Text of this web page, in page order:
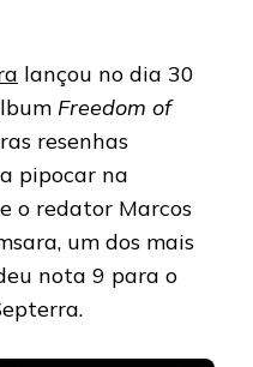
lançou no dia 30
Freedom of
resenhas
pipocar na
o redator Marcos
um dos mais
nota 9 para o